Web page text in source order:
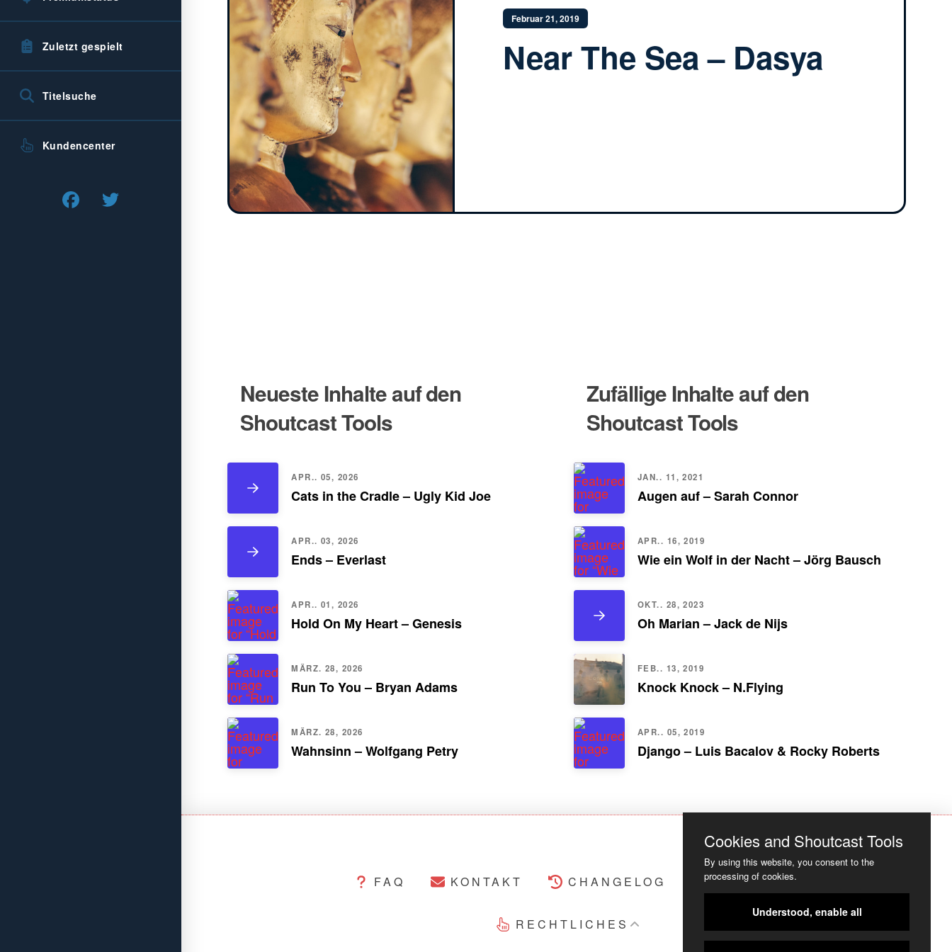
Zuletzt gespielt
Titelsuche
Kundencenter
Februar 21, 2019
Near The Sea – Dasya
Neueste Inhalte auf den
Shoutcast Tools
APR.. 05, 2026
Cats in the Cradle – Ugly Kid Joe
APR.. 03, 2026
Ends – Everlast
APR.. 01, 2026
Hold On My Heart – Genesis
MÄRZ. 28, 2026
Run To You – Bryan Adams
MÄRZ. 28, 2026
Wahnsinn – Wolfgang Petry
Zufällige Inhalte auf den
Shoutcast Tools
JAN.. 11, 2021
Augen auf – Sarah Connor
APR.. 16, 2019
Wie ein Wolf in der Nacht – Jörg Bausch
OKT.. 28, 2023
Oh Marian – Jack de Nijs
FEB.. 13, 2019
Knock Knock – N.Flying
APR.. 05, 2019
Django – Luis Bacalov & Rocky Roberts
FAQ KONTAKT CHANGELOG COOKIES
RECHTLICHES
Cookies and Shoutcast Tools
By using this website, you consent to the
processing of cookies.
Understood, enable all